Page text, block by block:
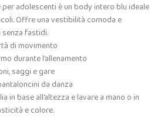
adolescenti è un body intero blu ideale
Offre una vestibilità comoda e
senza fastidi.
di movimento
durante l’allenamento
saggi e gare
da danza
in base all’altezza e lavare a mano o in
e colore.